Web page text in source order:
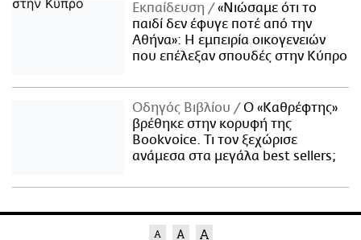
Εκπαίδευση
«Νιώσαμε ότι το
παιδί δεν έφυγε ποτέ από την
Αθήνα»: Η εμπειρία οικογενειών
που επέλεξαν σπουδές στην Κύπρο
Οδηγός Βιβλίου
Ο «Καθρέφτης»
βρέθηκε στην κορυφή της
Bookvoice. Τι τον ξεχώρισε
ανάμεσα στα μεγάλα best sellers;